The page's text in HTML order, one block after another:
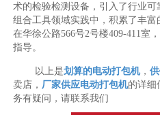
术的检验检测设备，引入了行业
组合工具领域实践中，积累了丰
在华徐公路566号2号楼409-411室
指导。
以上是划算的电动打包机，
卖店， 厂家供应电动打包机的详细
务有疑问，请联系我们